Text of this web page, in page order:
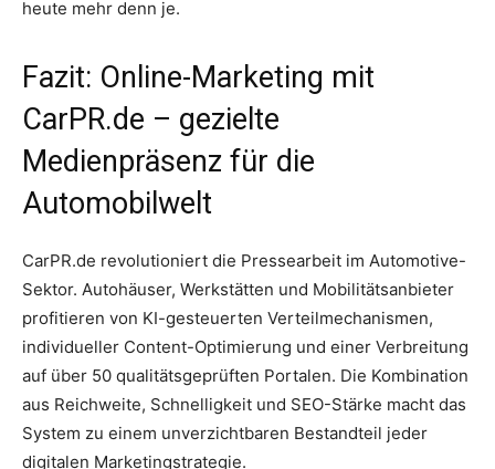
heute mehr denn je.
Fazit: Online-Marketing mit
CarPR.de – gezielte
Medienpräsenz für die
Automobilwelt
CarPR.de revolutioniert die Pressearbeit im Automotive-
Sektor. Autohäuser, Werkstätten und Mobilitätsanbieter
profitieren von KI-gesteuerten Verteilmechanismen,
individueller Content-Optimierung und einer Verbreitung
auf über 50 qualitätsgeprüften Portalen. Die Kombination
aus Reichweite, Schnelligkeit und SEO-Stärke macht das
System zu einem unverzichtbaren Bestandteil jeder
digitalen Marketingstrategie.